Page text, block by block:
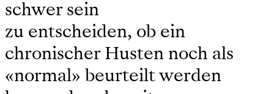
schwer sein
zu entscheiden, ob ein
chronischer Husten noch als
«normal» beurteilt werden